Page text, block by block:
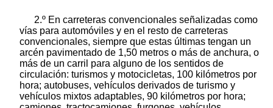
2.º En carreteras convencionales señalizadas como
vías para automóviles y en el resto de carreteras
convencionales, siempre que estas últimas tengan un
arcén pavimentado de 1,50 metros o más de anchura, o
más de un carril para alguno de los sentidos de
circulación: turismos y motocicletas, 100 kilómetros por
hora; autobuses, vehículos derivados de turismo y
vehículos mixtos adaptables, 90 kilómetros por hora;